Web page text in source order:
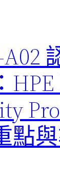
A02
點